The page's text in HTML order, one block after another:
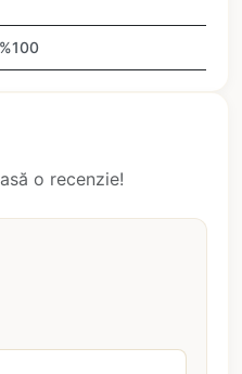
o recenzie!